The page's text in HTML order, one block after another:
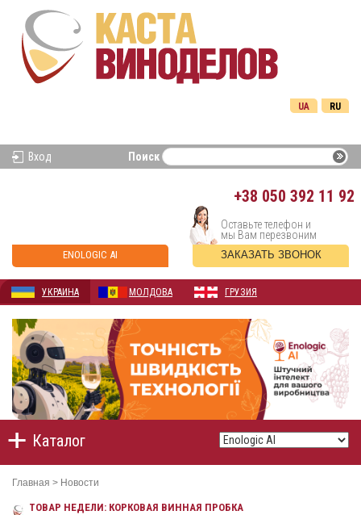
RU
UA
Вход Поиск
+38 050 392 11 92
ENOLOGIC AI
Оставьте телефон и
мы Вам перезвоним
ЗАКАЗАТЬ ЗВОНОК
УКРАИНА МОЛДОВА ГРУЗИЯ
Каталог
Главная > Новости
ТОВАР НЕДЕЛИ: КОРКОВАЯ ВИННАЯ ПРОБКА